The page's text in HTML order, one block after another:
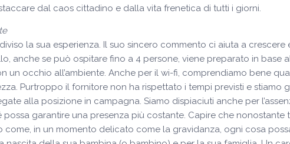
dal caos cittadino e dalla vita frenetica di tutti i giorni.
la sua esperienza. Il suo sincero commento ci aiuta a crescere
anche se può ospitare fino a 4 persone, viene preparato in base
un occhio all’ambiente. Anche per il wi-fi, comprendiamo bene
Purtroppo il fornitore non ha rispettato i tempi previsti e
alla posizione in campagna. Siamo dispiaciuti anche per
garantire una presenza più costante. Capire che
in un momento delicato come la gravidanza, ogni cosa